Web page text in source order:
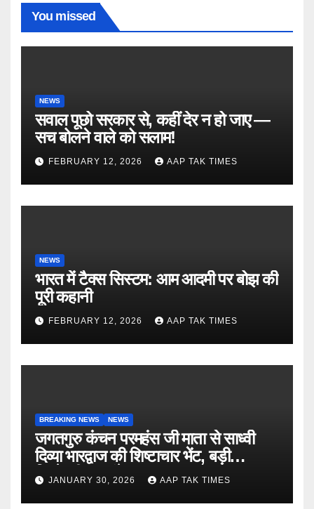
You missed
NEWS
सवाल पूछो सरकार से, कहीं देर न हो जाए —
सच बोलने वाले को सलाम!
FEBRUARY 12, 2026 AAP TAK TIMES
NEWS
भारत में टैक्स सिस्टम: आम आदमी पर बोझ की
पूरी कहानी
FEBRUARY 12, 2026 AAP TAK TIMES
BREAKING NEWS NEWS
जगतगुरु कंचन परमहंस जी माता से साध्वी
दिव्या भारद्वाज की शिष्टाचार भेंट, बड़ी
जिम्मेदारी का संकेत
JANUARY 30, 2026 AAP TAK TIMES